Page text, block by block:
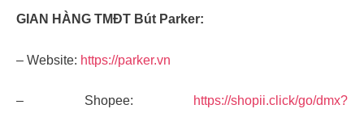
GIAN HÀNG TMĐT Bút Parker:
– Website: https://parker.vn
– Shopee:
https://shopii.click/go/dmx?